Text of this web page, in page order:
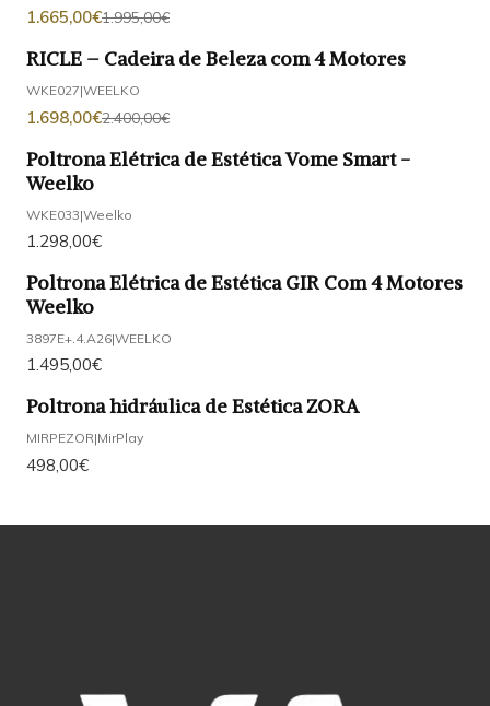
1.665,00€1.995,00€
-29% DESCONTO
RICLE – Cadeira de Beleza com 4 Motores
WKE027|WEELKO
1.698,00€2.400,00€
Poltrona Elétrica de Estética Vome Smart -
Weelko
WKE033|Weelko
1.298,00€
Poltrona Elétrica de Estética GIR Com 4 Motores
Weelko
3897E+.4.A26|WEELKO
1.495,00€
Poltrona hidráulica de Estética ZORA
MIRPEZOR|MirPlay
498,00€